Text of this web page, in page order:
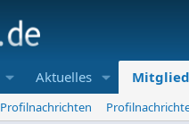
Aktuelles
Profilnachrichten